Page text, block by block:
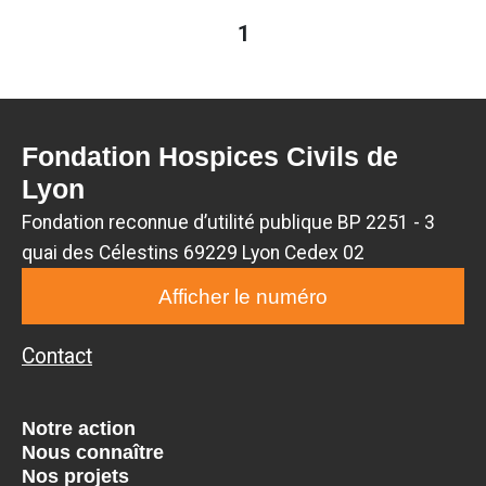
1
Fondation Hospices Civils de
Lyon
Fondation reconnue d’utilité publique BP 2251 - 3
quai des Célestins 69229 Lyon Cedex 02
Afficher le numéro
Contact
Notre action
Nous connaître
Nos projets